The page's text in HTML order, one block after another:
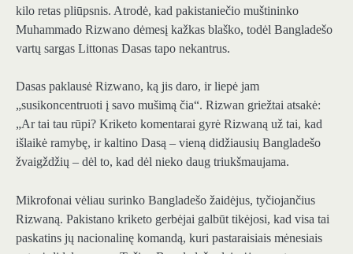
kilo retas pliūpsnis. Atrodė, kad pakistaniečio muštininko
Muhammado Rizwano dėmesį kažkas blaško, todėl Bangladešo
vartų sargas Littonas Dasas tapo nekantrus.
Dasas paklausė Rizwano, ką jis daro, ir liepė jam
„susikoncentruoti į savo mušimą čia“. Rizwan griežtai atsakė:
„Ar tai tau rūpi? Kriketo komentarai gyrė Rizwaną už tai, kad
išlaikė ramybę, ir kaltino Dasą – vieną didžiausių Bangladešo
žvaigždžių – dėl to, kad dėl nieko daug triukšmaujama.
Mikrofonai vėliau surinko Bangladešo žaidėjus, tyčiojančius
Rizwaną. Pakistano kriketo gerbėjai galbūt tikėjosi, kad visa tai
paskatins jų nacionalinę komandą, kuri pastaraisiais mėnesiais